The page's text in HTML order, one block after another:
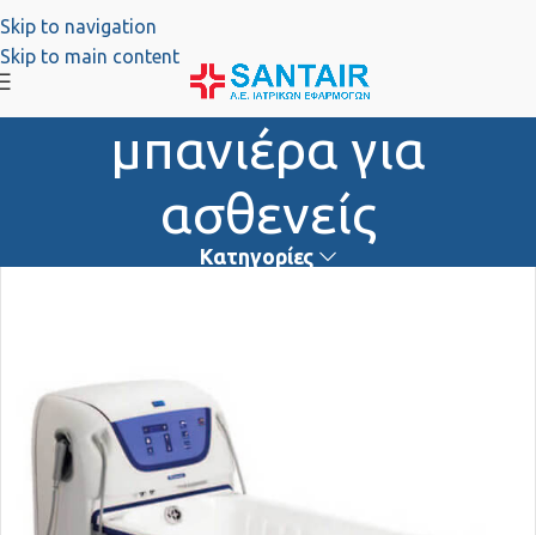
Skip to navigation
Skip to main content
μπανιέρα για
ασθενείς
Κατηγορίες